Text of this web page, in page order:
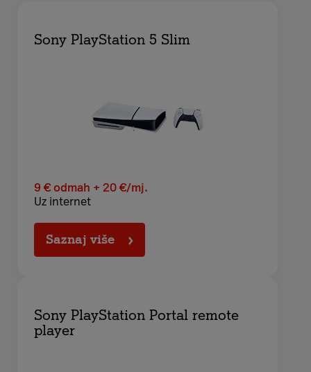
Sony PlayStation 5 Slim
9 €odmah + 20 €/mj.
Uz internet
Saznaj više
Sony PlayStation Portal remote
player